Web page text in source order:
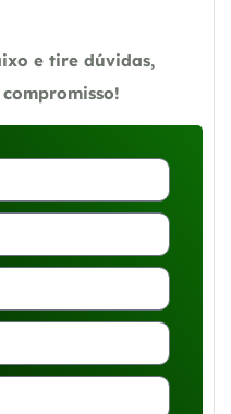
e tire dúvidas,